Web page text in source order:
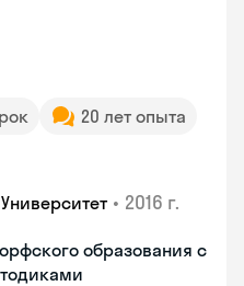
20 лет опыта
• 2016 г.
образования с